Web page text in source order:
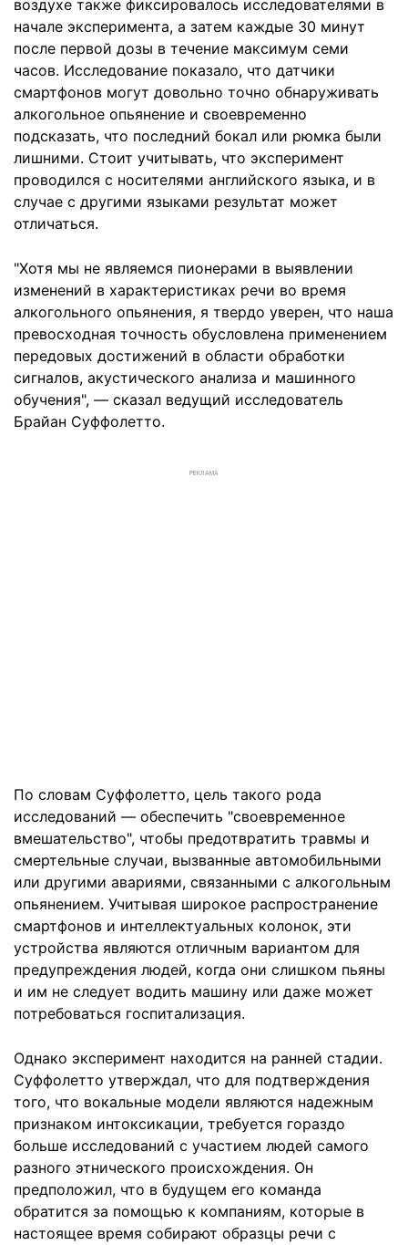
воздухе также фиксировалось исследователями в
начале эксперимента, а затем каждые 30 минут
после первой дозы в течение максимум семи
часов. Исследование показало, что датчики
смартфонов могут довольно точно обнаруживать
алкогольное опьянение и своевременно
подсказать, что последний бокал или рюмка были
лишними. Стоит учитывать, что эксперимент
проводился с носителями английского языка, и в
случае с другими языками результат может
отличаться.
"Хотя мы не являемся пионерами в выявлении
изменений в характеристиках речи во время
алкогольного опьянения, я твердо уверен, что наша
превосходная точность обусловлена ​​применением
передовых достижений в области обработки
сигналов, акустического анализа и машинного
обучения", — сказал ведущий исследователь
Брайан Суффолетто.
РЕКЛАМА
По словам Суффолетто, цель такого рода
исследований — обеспечить "своевременное
вмешательство", чтобы предотвратить травмы и
смертельные случаи, вызванные автомобильными
или другими авариями, связанными с алкогольным
опьянением. Учитывая широкое распространение
смартфонов и интеллектуальных колонок, эти
устройства являются отличным вариантом для
предупреждения людей, когда они слишком пьяны
и им не следует водить машину или даже может
потребоваться госпитализация.
Однако эксперимент находится на ранней стадии.
Суффолетто утверждал, что для подтверждения
того, что вокальные модели являются надежным
признаком интоксикации, требуется гораздо
больше исследований с участием людей самого
разного этнического происхождения. Он
предположил, что в будущем его команда
обратится за помощью к компаниям, которые в
настоящее время собирают образцы речи с